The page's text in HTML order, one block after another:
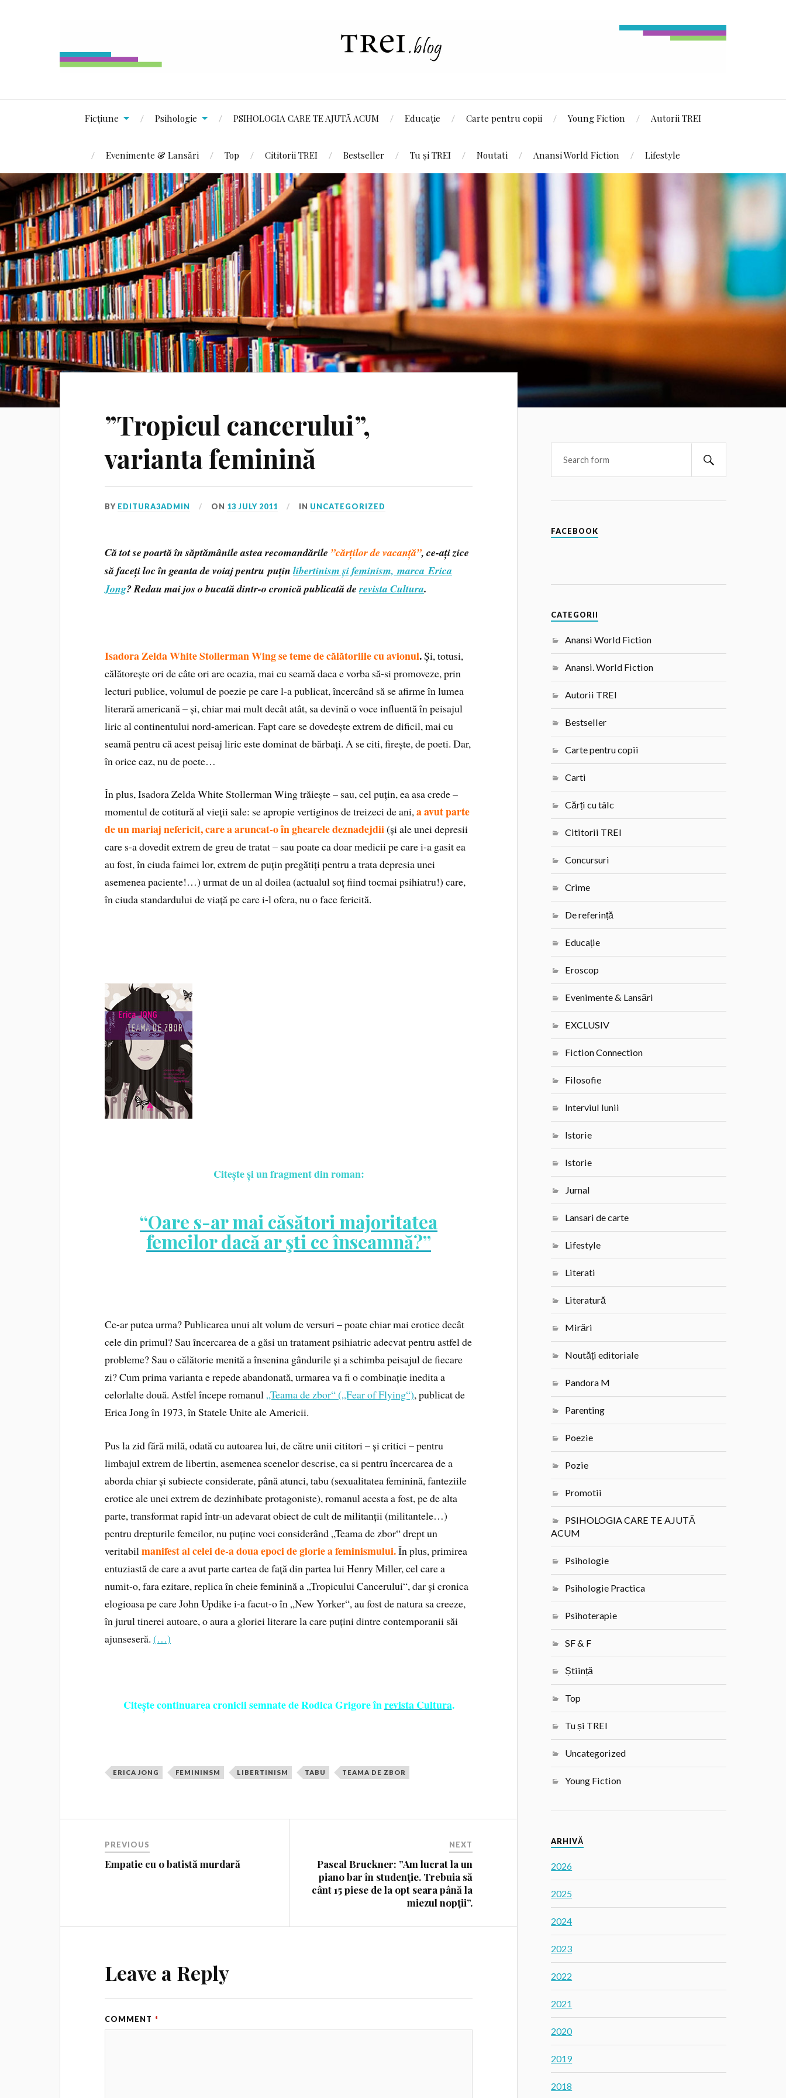
Ficțiune Psihologie PSIHOLOGIA CARE TE AJUTĂ ACUM Educație Carte pentru copii Young Fiction Autorii TREI
Evenimente & Lansări Top Cititorii TREI Bestseller Tu și TREI Noutati Anansi World Fiction Lifestyle
”Tropicul cancerului”,
varianta feminină
BY EDITURA3ADMIN ON 13 JULY 2011 IN UNCATEGORIZED
Că tot se poartă în săptămânile astea recomandările ”cărților de vacanță”, ce-ați zice
să faceți loc în geanta de voiaj pentru puținlibertinism și feminism, marca Erica
Jong? Redau mai jos o bucată dintr-o cronică publicată derevista Cultura.
Isadora Zelda White Stollerman Wing se teme de călătoriile cu avionul.Și, totusi,
călătorește ori de câte ori are ocazia, mai cu seamă daca e vorba să-si promoveze, prin
lecturi publice, volumul de poezie pe care l-a publicat, încercând să se afirme în lumea
literară americană – și, chiar mai mult decât atât, sa devină o voce influentă în peisajul
liric al continentului nord-american. Fapt care se dovedește extrem de dificil, mai cu
seamă pentru că acest peisaj liric este dominat de bărbați. A se citi, firește, de poeti. Dar,
în orice caz, nu de poete…
În plus, Isadora Zelda White Stollerman Wing trăiește – sau, cel puțin, ea asa crede –
momentul de cotitură al vieții sale: se apropie vertiginos de treizeci de ani,a avut parte
de un mariaj nefericit, care a aruncat-o în ghearele deznadejdii(și ale unei depresii
care s-a dovedit extrem de greu de tratat – sau poate ca doar medicii pe care i-a gasit ea
au fost, în ciuda faimei lor, extrem de puțin pregătiți pentru a trata depresia unei
asemenea paciente!…) urmat de un al doilea (actualul soț fiind tocmai psihiatru!) care,
în ciuda standardului de viață pe care i-l ofera, nu o face fericită.
Citește și un fragment din roman:
“Oare s-ar mai căsători majoritatea
femeilor dacă ar şti ce înseamnă?”
Ce-ar putea urma? Publicarea unui alt volum de versuri – poate chiar mai erotice decât
cele din primul? Sau încercarea de a găsi un tratament psihiatric adecvat pentru astfel de
probleme? Sau o călătorie menită a însenina gândurile și a schimba peisajul de fiecare
zi? Cum prima varianta e repede abandonată, urmarea va fi o combinație inedita a
celorlalte două. Astfel începe romanul „Teama de zbor“ („Fear of Flying“), publicat de
Erica Jong în 1973, în Statele Unite ale Americii.
Pus la zid fără milă, odată cu autoarea lui, de către unii cititori – și critici – pentru
limbajul extrem de libertin, asemenea scenelor descrise, ca si pentru încercarea de a
aborda chiar și subiecte considerate, până atunci, tabu (sexualitatea feminină, fanteziile
erotice ale unei extrem de dezinhibate protagoniste), romanul acesta a fost, pe de alta
parte, transformat rapid într-un adevarat obiect de cult de militanții (militantele…)
pentru drepturile femeilor, nu puține voci considerând „Teama de zbor“ drept un
veritabilmanifest al celei de-a doua epoci de glorie a feminismului.În plus, primirea
entuziastă de care a avut parte cartea de față din partea lui Henry Miller, cel care a
numit-o, fara ezitare, replica în cheie feminină a „Tropicului Cancerului“, dar și cronica
elogioasa pe care John Updike i-a facut-o în „New Yorker“, au fost de natura sa creeze,
în jurul tinerei autoare, o aura a gloriei literare la care puțini dintre contemporanii săi
ajunseseră.(…)
Citește continuarea cronicii semnate de Rodica Grigore înrevista Cultura.
ERICA JONG FEMININSM LIBERTINISM TABU TEAMA DE ZBOR
PREVIOUS
Empatie cu o batistă murdară
NEXT
Pascal Bruckner: ”Am lucrat la un
piano bar în studenţie. Trebuia să
cânt 15 piese de la opt seara până la
miezul nopţii”.
Leave a Reply
COMMENT *
FACEBOOK
CATEGORII
Anansi World Fiction
Anansi. World Fiction
Autorii TREI
Bestseller
Carte pentru copii
Carti
Cărți cu tâlc
Cititorii TREI
Concursuri
Crime
De referință
Educație
Eroscop
Evenimente & Lansări
EXCLUSIV
Fiction Connection
Filosofie
Interviul lunii
Istorie
Istorie
Jurnal
Lansari de carte
Lifestyle
Literati
Literatură
Mirări
Noutăți editoriale
Pandora M
Parenting
Poezie
Pozie
Promotii
PSIHOLOGIA CARE TE AJUTĂ
ACUM
Psihologie
Psihologie Practica
Psihoterapie
SF & F
Știință
Top
Tu și TREI
Uncategorized
Young Fiction
ARHIVĂ
2026
2025
2024
2023
2022
2021
2020
2019
2018